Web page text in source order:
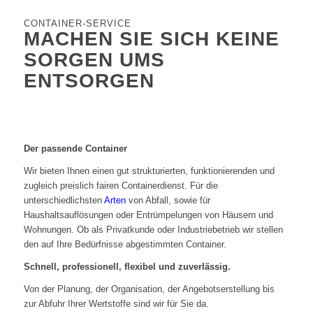
CONTAINER-SERVICE
MACHEN SIE SICH KEINE
SORGEN UMS
ENTSORGEN
Der passende Container
Wir bieten Ihnen einen gut strukturierten, funktionierenden und
zugleich preislich fairen Containerdienst. Für die
unterschiedlichsten Artenvon Abfall, sowie für
Haushaltsauflösungen oder Entrümpelungen von Häusern und
Wohnungen. Ob als Privatkunde oder Industriebetrieb wir stellen
den auf Ihre Bedürfnisse abgestimmten Container.
Schnell, professionell, flexibel und zuverlässig.
Von der Planung, der Organisation, der Angebotserstellung bis
zur Abfuhr Ihrer Wertstoffe sind wir für Sie da.